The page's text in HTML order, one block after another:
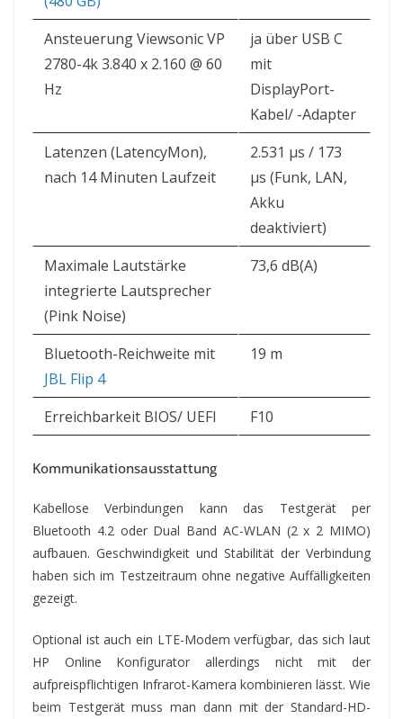
Ansteuerung Viewsonic VP
2780-4k 3.840 x 2.160 @ 60
Hz
ja über USB C
mit
DisplayPort-
Kabel/ -Adapter
Latenzen (LatencyMon),
nach 14 Minuten Laufzeit
2.531 µs / 173
µs (Funk, LAN,
Akku
deaktiviert)
Maximale Lautstärke
integrierte Lautsprecher
(Pink Noise)
73,6 dB(A)
Bluetooth-Reichweite mit
JBL Flip 4
19 m
Erreichbarkeit BIOS/ UEFI F10
Kommunikationsausstattung
Kabellose Verbindungen kann das Testgerät per
Bluetooth 4.2 oder Dual Band AC-WLAN (2 x 2 MIMO)
aufbauen. Geschwindigkeit und Stabilität der Verbindung
haben sich im Testzeitraum ohne negative Auffälligkeiten
gezeigt.
Optional ist auch ein LTE-Modem verfügbar, das sich laut
HP Online Konfigurator allerdings nicht mit der
aufpreispflichtigen Infrarot-Kamera kombinieren lässt. Wie
beim Testgerät muss man dann mit der Standard-HD-